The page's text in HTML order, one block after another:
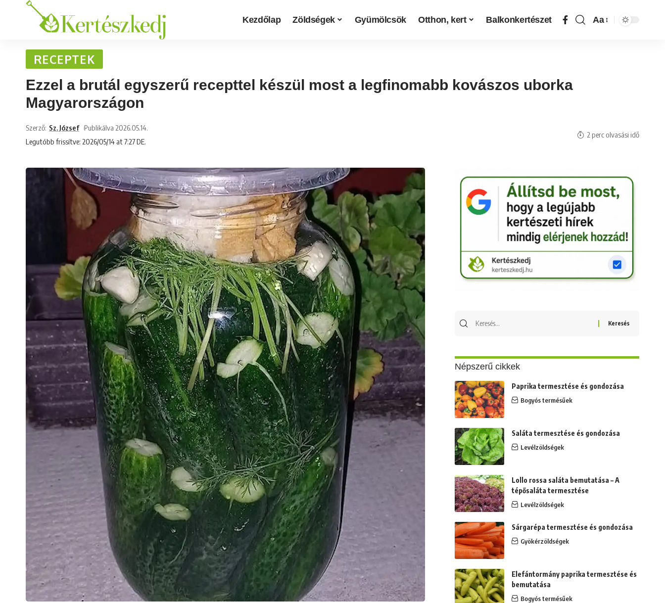
Kezdőlap Zöldségek Gyümölcsök Otthon, kert Balkonkertészet Aa
RECEPTEK
Ezzel a brutál egyszerű recepttel készül most a legfinomabb kovászos uborka
Magyarországon
Legutóbb frissítve: 2026/05/14 at 7:27 DE.
Szerző: Sz. József Publikálva 2026.05.14.
2 perc olvasási idő
Népszerű cikkek
Paprika termesztése és gondozása
Bogyós termésűek
Saláta termesztése és gondozása
Levélzöldségek
Lollo rossa saláta bemutatása – A
tépősaláta termesztése
Levélzöldségek
Sárgarépa termesztése és gondozása
Gyökérzöldségek
Elefántormány paprika termesztése és
bemutatása
Bogyós termésűek